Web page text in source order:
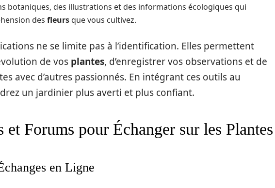
botaniques, des illustrations et des informations écologiques qui
des fleursque vous cultivez.
ne se limite pas à l’identification. Elles permettent
de vos plantes, d’enregistrer vos observations et de
avec d’autres passionnés. En intégrant ces outils au
un jardinier plus averti et plus confiant.
et Forums pour Échanger sur les Plantes
en Ligne